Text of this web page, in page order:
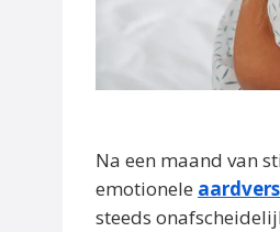
Na een maand van
emotionele
steeds